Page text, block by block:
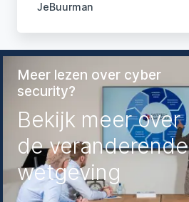
JeBuurman
Meer lezen over cyber
security?
Bekijk meer over
de veranderende
wetgeving